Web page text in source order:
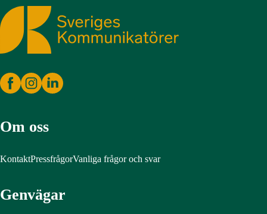
Sveriges Kommunikatörer
Om oss
KontaktPressfrågorVanliga frågor och svar
Genvägar